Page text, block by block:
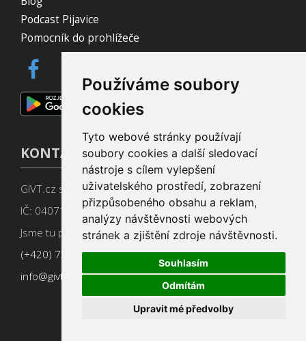
Používáme soubory
cookies
Tyto webové stránky používají
soubory cookies a další sledovací
nástroje s cílem vylepšení
uživatelského prostředí, zobrazení
přizpůsobeného obsahu a reklam,
analýzy návštěvnosti webových
stránek a zjištění zdroje návštěvnosti.
Souhlasím
Odmítám
Upravit mé předvolby
Podcast Pijavice
Pomocník do prohlížeče
KONTAKT
GIVT.cz s. r. o., Dolní nám. 16, 779 00 Olomouc
IČ: 04071433
Jsme tu pro Vás od 9:00 do 17:00
(+420) 737 266 402
info@givt.cz